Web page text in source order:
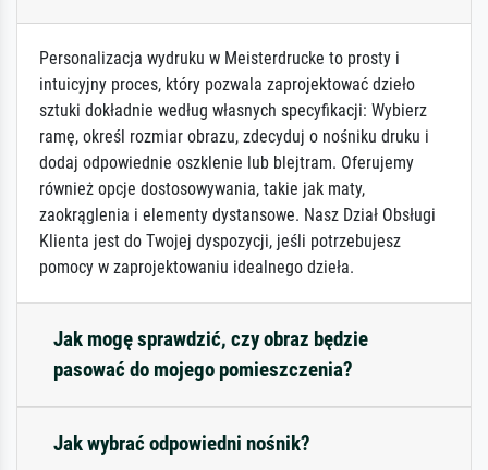
Personalizacja wydruku w Meisterdrucke to prosty i
intuicyjny proces, który pozwala zaprojektować dzieło
sztuki dokładnie według własnych specyfikacji: Wybierz
ramę, określ rozmiar obrazu, zdecyduj o nośniku druku i
dodaj odpowiednie oszklenie lub blejtram. Oferujemy
również opcje dostosowywania, takie jak maty,
zaokrąglenia i elementy dystansowe. Nasz Dział Obsługi
Klienta jest do Twojej dyspozycji, jeśli potrzebujesz
pomocy w zaprojektowaniu idealnego dzieła.
Jak mogę sprawdzić, czy obraz będzie
pasować do mojego pomieszczenia?
Jak wybrać odpowiedni nośnik?